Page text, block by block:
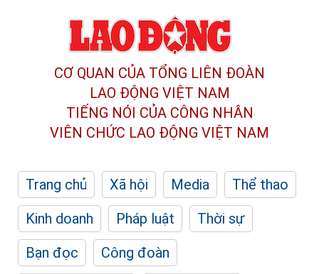
CƠ QUAN CỦA TỔNG LIÊN ĐOÀN
LAO ĐỘNG VIỆT NAM
TIẾNG NÓI CỦA CÔNG NHÂN
VIÊN CHỨC LAO ĐỘNG VIỆT NAM
Trang chủ Xã hội Media
Thể thao
Kinh doanh
Pháp luật
Thời sự
Bạn đọc
Công đoàn